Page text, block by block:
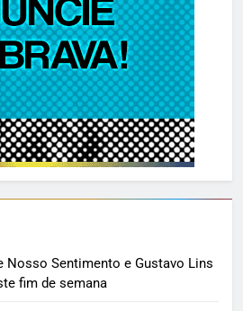
Nosso Sentimento e Gustavo Lins
fim de semana